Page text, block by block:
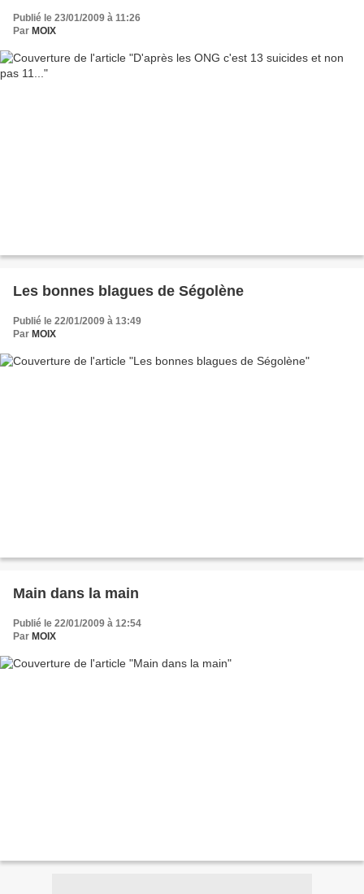
Publié le 23/01/2009 à 11:26
Par MOIX
Les bonnes blagues de Ségolène
Publié le 22/01/2009 à 13:49
Par MOIX
Main dans la main
Publié le 22/01/2009 à 12:54
Par MOIX